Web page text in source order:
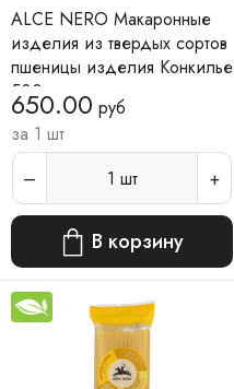
ALCE NERO Макаронные
изделия из твердых сортов
пшеницы изделия Конкилье
500 г
650.00 руб
за 1 шт
1 шт
В корзину